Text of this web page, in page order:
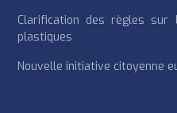
Clarification des règles sur
plastiques
Nouvelle initiative citoyenne